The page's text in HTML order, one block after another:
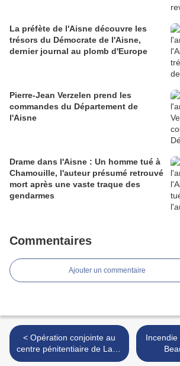
La préfète de l'Aisne découvre les
trésors du Démocrate de l'Aisne,
dernier journal au plomb d'Europe
Pierre-Jean Verzelen prend les
commandes du Département de
l'Aisne
Drame dans l'Aisne : Un homme tué à
Chamouille, l'auteur présumé retrouvé
mort après une vaste traque des
gendarmes
Commentaires
Ajouter un commentaire
< Opération conjointe au
centre pénitentiaire de Laon
: Une fouille pour prévenir